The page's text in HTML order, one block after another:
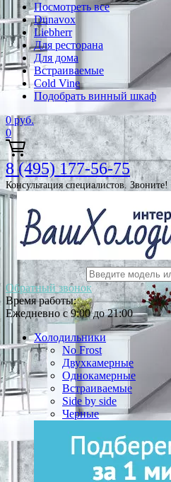
Посмотреть все
Dunavox
Liebherr
Для ресторана
Для дома
Встраиваемые
Cold Vine
Подобрать винный шкаф
0 руб.
0
8 (495) 177-56-75
Консультация специалистов. Звоните!
Обратный звонок
Время работы:
Ежедневно с 9:00 до 21:00
Холодильники
No Frost
Двухкамерные
Однокамерные
Встраиваемые
Side by side
Черные